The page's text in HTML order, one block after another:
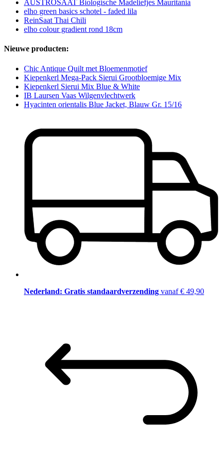
AUSTROSAAT Biologische Madeliefjes Mauritania
elho green basics schotel - faded lila
ReinSaat Thai Chili
elho colour gradient rond 18cm
Nieuwe producten:
Chic Antique Quilt met Bloemenmotief
Kiepenkerl Mega-Pack Sierui Grootbloemige Mix
Kiepenkerl Sierui Mix Blue & White
IB Laursen Vaas Wilgenvlechtwerk
Hyacinten orientalis Blue Jacket, Blauw Gr. 15/16
Nederland: Gratis standaardverzending vanaf € 49,90